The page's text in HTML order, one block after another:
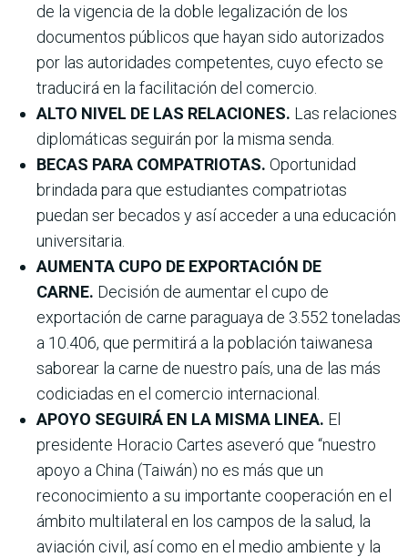
de la vigencia de la doble legalización de los
documentos públicos que hayan sido autorizados
por las autoridades competentes, cuyo efecto se
traducirá en la facilitación del comercio.
ALTO NIVEL DE LAS RELACIONES. Las relaciones
diplomáticas seguirán por la misma senda.
BECAS PARA COMPATRIOTAS. Oportunidad
brindada para que estudiantes compatriotas
puedan ser becados y así acceder a una educación
universitaria.
AUMENTA CUPO DE EXPORTACIÓN DE
CARNE. Decisión de aumentar el cupo de
exportación de carne paraguaya de 3.552 toneladas
a 10.406, que permitirá a la población taiwanesa
saborear la carne de nuestro país, una de las más
codiciadas en el comercio internacional.
APOYO SEGUIRÁ EN LA MISMA LINEA. El
presidente Horacio Cartes aseveró que “nuestro
apoyo a China (Taiwán) no es más que un
reconocimiento a su importante cooperación en el
ámbito multilateral en los campos de la salud, la
aviación civil, así como en el medio ambiente y la